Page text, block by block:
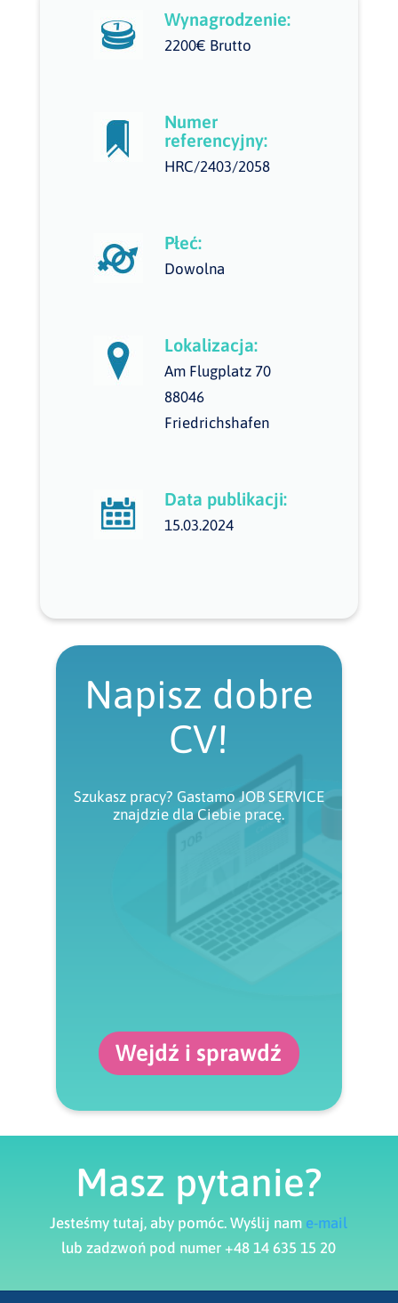
Wynagrodzenie:
2200€ Brutto
Numer
referencyjny:
HRC/2403/2058
Płeć:
Dowolna
Lokalizacja:
Am Flugplatz 70
88046
Friedrichshafen
Data publikacji:
15.03.2024
Napisz dobre
CV!
Szukasz pracy? Gastamo JOB SERVICE
znajdzie dla Ciebie pracę.
Wejdź i sprawdź
Masz pytanie?
Jesteśmy tutaj, aby pomóc. Wyślij nam e-mail
lub zadzwoń pod numer +48 14 635 15 20